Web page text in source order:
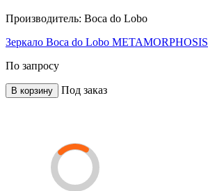
Производитель: Boca do Lobo
Зеркало Boca do Lobo METAMORPHOSIS
По запросу
В корзину Под заказ